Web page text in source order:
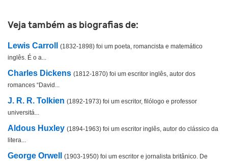
Veja também as biografias de:
Lewis Carroll
(1832-1898) foi um poeta, romancista e matemático
inglês. É o a...
Charles Dickens (1812-1870) foi um escritor inglês, autor dos
romances “David...
J. R. R. Tolkien (1892-1973) foi um escritor, filólogo e professor
universitá...
Aldous Huxley (1894-1963) foi um escritor inglês, autor do clássico da
litera...
George Orwell
(1903-1950) foi um escritor e jornalista britânico. De